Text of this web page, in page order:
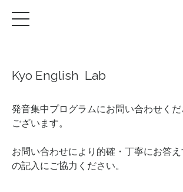
Kyo English Lab
発音集中プログラムにお問い合わせくだ
ございます。
お問い合わせにより的確・丁寧にお答
の記入にご協力ください。